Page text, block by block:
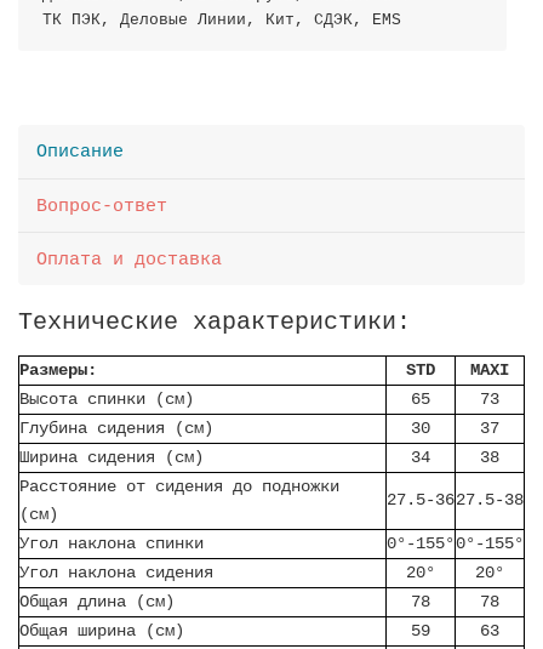
ТК ПЭК, Деловые Линии, Кит, СДЭК, EMS
Описание
Вопрос-ответ
Оплата и доставка
Технические характеристики:
Размеры: STD
MAXI
Высота спинки (см)
65
73
Глубина сидения (см)
30
37
Ширина сидения (см)
34
38
Расстояние от сидения до подножки
(см)
27.5-3627.5-38
Угол наклона спинки 0°-155°0°-155°
Угол наклона сидения
20°
20°
Общая длина (см)
78
78
Общая ширина (см)
59
63